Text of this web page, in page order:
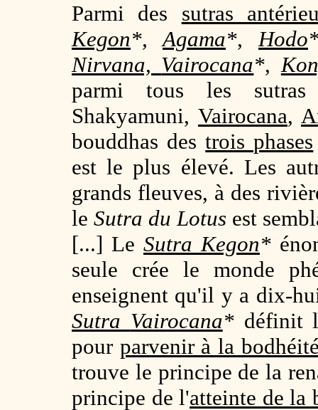
Parmi des sutras
Kegon*,Agama*,Hodo
Nirvana, Vairocana*,
parmi tous les sutras
Shakyamuni, Vairocana,
bouddhas destrois phases
est le plus élevé. Les
grands fleuves, à des
le Sutra du Lotus est
[...] Le Sutra Kegon*
seule crée le monde
enseignent qu'il y a dix-
Sutra Vairocana*définit
pour parvenir à la
trouve le principe de la
principe de l'atteinte de la